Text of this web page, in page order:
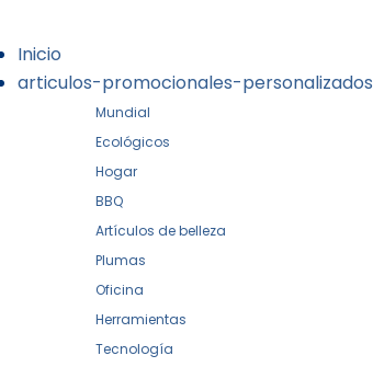
Inicio
articulos-promocionales-personalizados
Mundial
Ecológicos
Hogar
BBQ
Artículos de belleza
Plumas
Oficina
Herramientas
Tecnología